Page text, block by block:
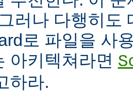
러나 다행히도
로 파일을 사
아키텍쳐라면
하라.